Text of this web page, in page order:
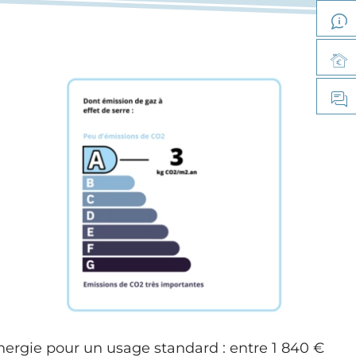
pour un usage standard : entre 1 840 €